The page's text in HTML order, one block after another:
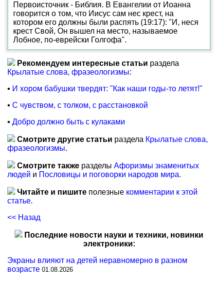
Первоисточник - Библия. В Евангелии от Иоанна
говорится о том, что Иисус сам нес крест, на
котором его должны были распять (19:17): "И, неся
крест Свой, Он вышел на место, называемое
Лобное, по-еврейски Голгофа".
Рекомендуем интересные статьи раздела
Крылатые слова, фразеологизмы:
▪ И хором бабушки твердят: "Как наши годы-то летят!"
▪ С чувством, с толком, с расстановкой
▪ Добро должно быть с кулаками
Смотрите другие статьи раздела Крылатые слова,
фразеологизмы.
Смотрите также разделы Афоризмы знаменитых
людей и Пословицы и поговорки народов мира.
Читайте и пишите полезные комментарии к этой
статье.
<< Назад
Последние новости науки и техники, новинки
электроники:
Экраны влияют на детей неравномерно в разном
возрасте 01.08.2026